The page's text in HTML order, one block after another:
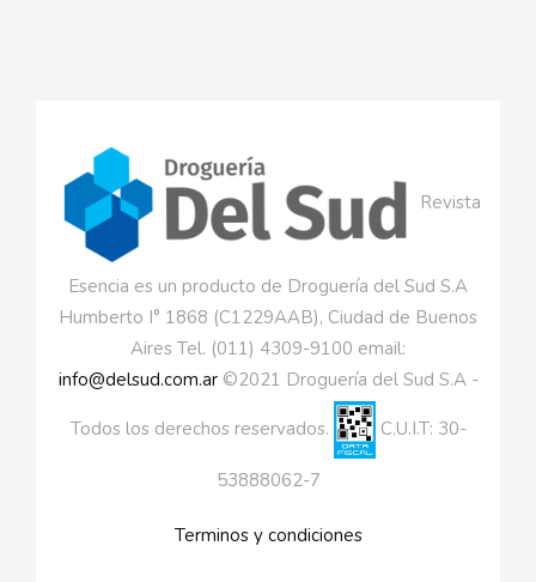
Revista
Esencia es un producto de Droguería del Sud S.A
Humberto I° 1868 (C1229AAB), Ciudad de Buenos
Aires Tel. (011) 4309-9100 email:
info@delsud.com.ar©2021 Droguería del Sud S.A -
Todos los derechos reservados. C.U.I.T: 30-
53888062-7
Terminos y condiciones